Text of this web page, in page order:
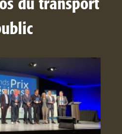
du transport